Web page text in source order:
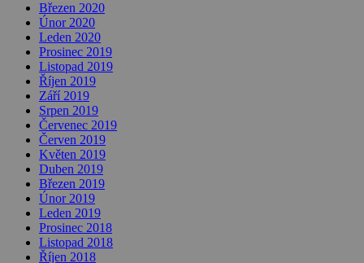
Březen 2020
Únor 2020
Leden 2020
Prosinec 2019
Listopad 2019
Říjen 2019
Září 2019
Srpen 2019
Červenec 2019
Červen 2019
Květen 2019
Duben 2019
Březen 2019
Únor 2019
Leden 2019
Prosinec 2018
Listopad 2018
Říjen 2018